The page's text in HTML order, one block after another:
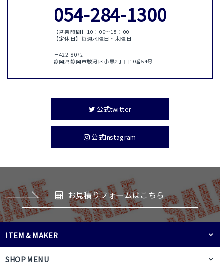
054-284-1300
【営業時間】10：00〜18：00
【定休日】毎週水曜日・木曜日
〒422-8072
静岡県静岡市駿河区小黒2丁目10番54号
公式twitter
公式Instagram
お見積りフォームはこちら
SHOP MENU
ITEM & MAKER